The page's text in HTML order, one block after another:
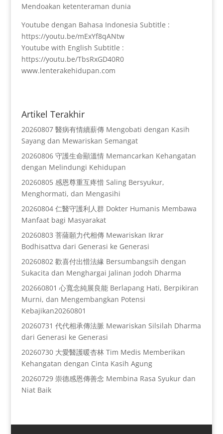
Mendoakan ketenteraman dunia
Youtube dengan Bahasa Indonesia Subtitle :
https://youtu.be/mExYf8qANtw
Youtube with English Subtitle :
https://youtu.be/TbsRxGD40R0
www.lenterakehidupan.com
Artikel Terakhir
20260807 醫病有情續薪傳 Mengobati dengan Kasih
Sayang dan Mewariskan Semangat
20260806 守護生命顯溫情 Memancarkan Kehangatan
dengan Melindungi Kehidupan
20260805 感恩尊重互疼惜 Saling Bersyukur,
Menghormati, dan Mengasihi
20260804 仁醫守護利人群 Dokter Humanis Membawa
Manfaat bagi Masyarakat
20260803 菩薩願力代相傳 Mewariskan Ikrar
Bodhisattva dari Generasi ke Generasi
20260802 歡喜付出惜法緣 Bersumbangsih dengan
Sukacita dan Menghargai Jalinan Jodoh Dharma
202660801 心寬念純展良能 Berlapang Hati, Berpikiran
Murni, dan Mengembangkan Potensi
Kebajikan20260801
20260731 代代相承傳法脈 Mewariskan Silsilah Dharma
dari Generasi ke Generasi
20260730 大愛醫護暖杏林 Tim Medis Memberikan
Kehangatan dengan Cinta Kasih Agung
20260729 崇德感恩傳善念 Membina Rasa Syukur dan
Niat Baik